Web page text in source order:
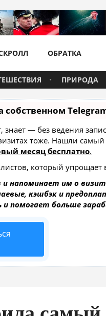
ОБРАТКА
ПРИРОДА
собственном
знает — без ведения
тоже. Нашли
месяц бесплатно.
который упрощает
напоминает им о
кэшбэк и
и помогает больше